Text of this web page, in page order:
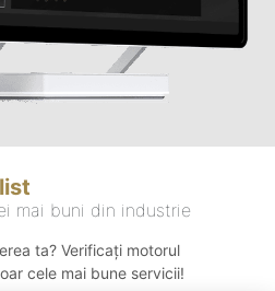
mai buni din industrie
ta? Verificați motorul
cele mai bune servicii!